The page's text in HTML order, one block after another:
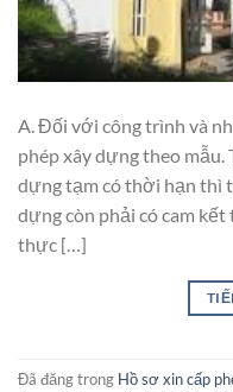
A. Đối với công trình và
phép xây dựng theo
dựng tạm có thời hạn thì
dựng còn phải có cam
thực […]
Đã đăng trong Hồ sơ xin cấp